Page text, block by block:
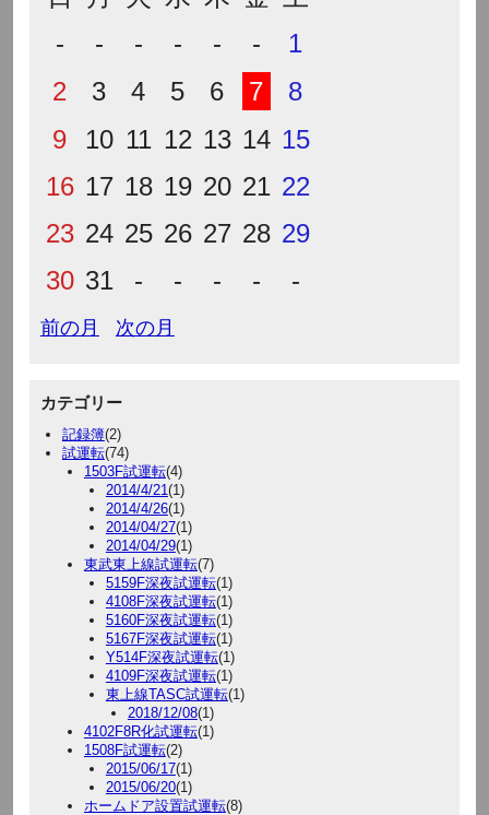
-
- - - - -
1
2
3 4 5 6 7
8
9
10 11 12 13 14 15
16 17 18 19 20 21 22
23 24 25 26 27 28 29
30 31 - - - - -
前の月 次の月
カテゴリー
記録簿(2)
試運転(74)
1503F試運転(4)
2014/4/21(1)
2014/4/26(1)
2014/04/27(1)
2014/04/29(1)
東武東上線試運転(7)
5159F深夜試運転(1)
4108F深夜試運転(1)
5160F深夜試運転(1)
5167F深夜試運転(1)
Y514F深夜試運転(1)
4109F深夜試運転(1)
東上線TASC試運転(1)
2018/12/08(1)
4102F8R化試運転(1)
1508F試運転(2)
2015/06/17(1)
2015/06/20(1)
ホームドア設置試運転(8)